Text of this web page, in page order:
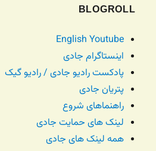
BLOGROLL
English Youtube
اینستاگرام جادی
پادکست رادیو جادی / رادیو گیک
پتریان جادی
راهنماهای شروع
لینک های حمایت جادی
همه لینک های جادی